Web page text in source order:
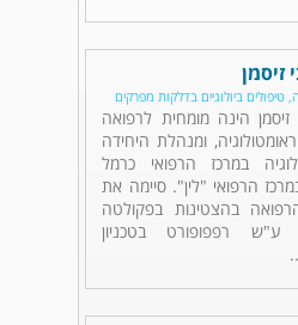
זיסמן
טיפולים ביולוגיים בדלקות מפרקים
הינה מומחית לרפואה
ומנהלת היחידה
במרכז הרפואי כרמל
הרפואי "לין". סיימה את
בהצטינות בפקולטה
ע"ש רפפופורט בטכניון